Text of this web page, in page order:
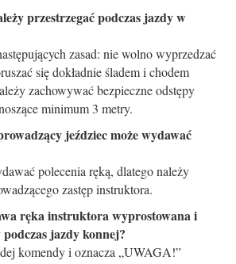
przestrzegać podczas jazdy w
zasad: nie wolno wyprzedzać
się dokładnie śladem i chodem
zachowywać bezpieczne odstępy
minimum 3 metry.
jeździec może wydawać
polecenia ręką, dlatego należy
zastęp instruk­tora.
ręka instruktora wyprostowana i
jazdy konnej?
komendy i oznacza „UWAGA!”